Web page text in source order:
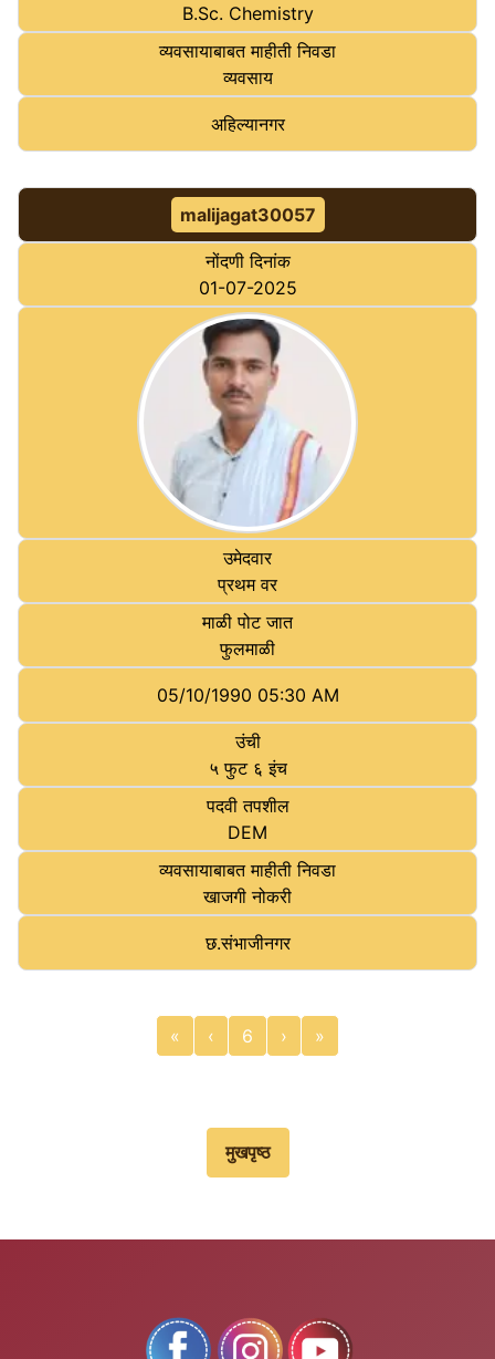
B.Sc. Chemistry
व्यवसायाबाबत माहीती निवडा
व्यवसाय
अहि‍ल्‍यानगर
malijagat30057
नोंदणी दिनांक
01-07-2025
उमेदवार
प्रथम वर
माळी पोट जात
फुलमाळी
05/10/1990 05:30 AM
उंची
५ फुट ६ इंच
पदवी तपशील
DEM
व्यवसायाबाबत माहीती निवडा
खाजगी नोकरी
छ.संभाजीनगर
« ‹ 6 › »
मुखपृष्‍ठ